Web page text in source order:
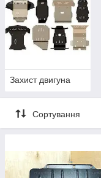
Захист двигуна
Сортування